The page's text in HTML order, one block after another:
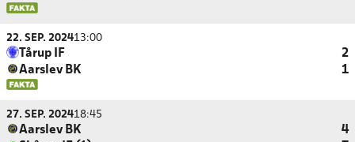
22. SEP. 202413:00
Tårup IF
2
Aarslev BK
1
27. SEP. 202418:45
Aarslev BK
4